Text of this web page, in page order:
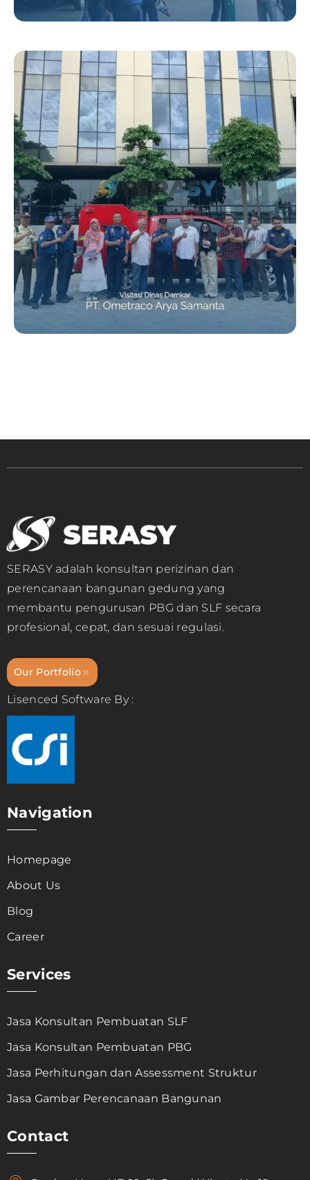
SERASY adalah konsultan perizinan dan
perencanaan bangunan gedung yang
membantu pengurusan PBG dan SLF secara
profesional, cepat, dan sesuai regulasi.
Our Portfolio
Lisenced Software By :
Navigation
Homepage
About Us
Blog
Career
Services
Jasa Konsultan Pembuatan SLF
Jasa Konsultan Pembuatan PBG
Jasa Perhitungan dan Assessment Struktur
Jasa Gambar Perencanaan Bangunan
Contact